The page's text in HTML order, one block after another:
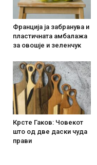
Франција ја забранува и
пластичната амбалажа
за овошје и зеленчук
Крсте Гаков: Човекот
што од две даски чуда
прави